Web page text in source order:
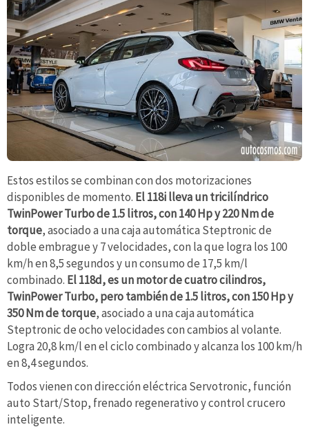
Estos estilos se combinan con dos motorizaciones
disponibles de momento. El 118i lleva un tricilíndrico
TwinPower Turbo de 1.5 litros, con 140 Hp y 220 Nm de
torque, asociado a una caja automática Steptronic de
doble embrague y 7 velocidades, con la que logra los 100
km/h en 8,5 segundos y un consumo de 17,5 km/l
combinado. El 118d, es un motor de cuatro cilindros,
TwinPower Turbo, pero también de 1.5 litros, con 150 Hp y
350 Nm de torque, asociado a una caja automática
Steptronic de ocho velocidades con cambios al volante.
Logra 20,8 km/l en el ciclo combinado y alcanza los 100 km/h
en 8,4 segundos.
Todos vienen con dirección eléctrica Servotronic, función
auto Start/Stop, frenado regenerativo y control crucero
inteligente.